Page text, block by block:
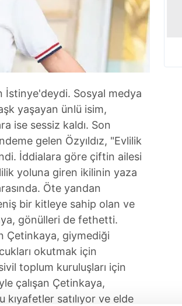
İstinye'deydi. Sosyal medya
yaşayan ünlü isim,
ise sessiz kaldı. Son
gelen Özyıldız, "Evlilik
İddialara göre çiftin ailesi
yoluna giren ikilinin yaza
Öte yandan
bir kitleye sahip olan ve
gönülleri de fethetti.
Çetinkaya, giymediği
okutmak için
toplum kuruluşları için
çalışan Çetinkaya,
satılıyor ve elde